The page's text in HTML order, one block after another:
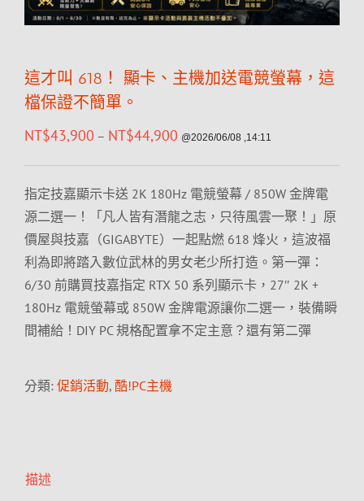
這才叫 618！ 顯卡、主機加送電競螢幕，這
檔保證不簡單。
NT$43,900 – NT$44,900 @2026/06/08 ,14:11
指定技嘉顯示卡送 2K 180Hz 電競螢幕 / 850W 金牌電
源二選一！「凡人皆有潛龍之志，只待風雲一聚！」原
價屋與技嘉（GIGABYTE）一起點燃 618 烽火，這波福
利為即將踏入數位武林的男女老少所打造。第一彈：
6/30 前購買技嘉指定 RTX 50 系列顯示卡，27″ 2K +
180Hz 電競螢幕或 850W 金牌電源讓你二選一，裝備瞬
間補給！DIY PC 規格配置拿不定主意？還有第二彈
分類: 促銷活動, 酷!PC主機
描述